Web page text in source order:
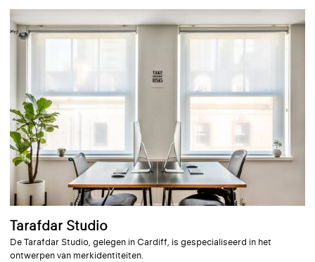
Tarafdar Studio
De Tarafdar Studio, gelegen in Cardiff, is gespecialiseerd in het
ontwerpen van merkidentiteiten.